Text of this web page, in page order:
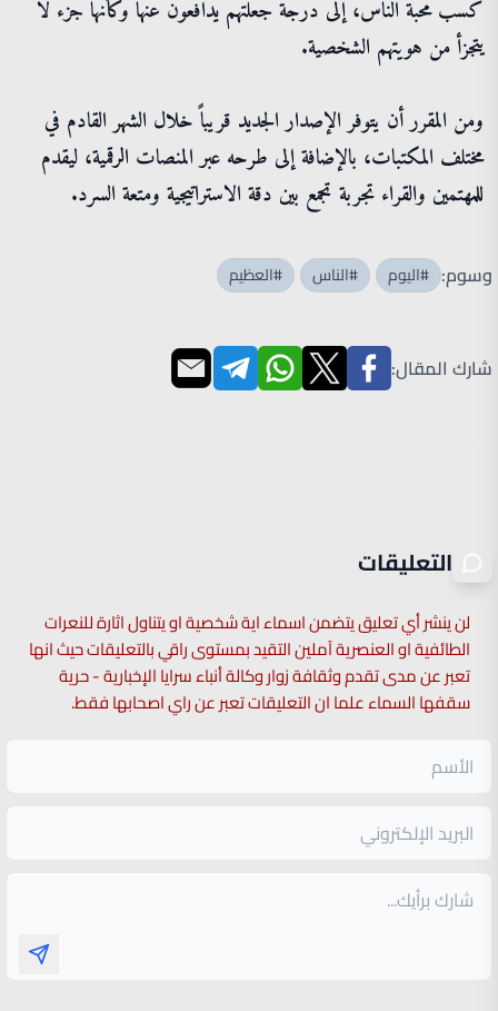
كسب محبة الناس، إلى درجة جعلتهم يدافعون عنها وكأنها جزء لا
يتجزأ من هويتهم الشخصية.
ومن المقرر أن يتوفر الإصدار الجديد قريباً خلال الشهر القادم في
مختلف المكتبات، بالإضافة إلى طرحه عبر المنصات الرقمية، ليقدم
للمهتمين والقراء تجربة تجمع بين دقة الاستراتيجية ومتعة السرد.
وسوم: #اليوم #الناس #العظيم
شارك المقال:
التعليقات
لن ينشر أي تعليق يتضمن اسماء اية شخصية او يتناول اثارة للنعرات
الطائفية او العنصرية آملين التقيد بمستوى راقي بالتعليقات حيث انها
تعبر عن مدى تقدم وثقافة زوار وكالة أنباء سرايا الإخبارية - حرية
سقفها السماء علما ان التعليقات تعبر عن راي اصحابها فقط.